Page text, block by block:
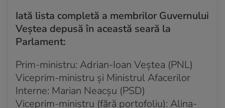
Ilie Bolojan, despre măsurile și soluțiile pentru
România
Acum 4 saptamani
PNL
Acum 4 saptamani
Cum s-a schimbat Statutul PNL
Iată lista completă a membrilor Guvernului
Veștea depusă în această seară la
Parlament:
Prim-ministru: Adrian-Ioan Veștea (PNL)
Viceprim-ministru și Ministrul Afacerilor
Interne: Marian Neacșu (PSD)
Viceprim-ministru (fără portofoliu): Alina-